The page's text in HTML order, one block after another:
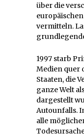
über die
vermitteln.
1997 starb
Medien quer
Staaten, die
ganze Welt
dargestellt
Autounfalls.
alle